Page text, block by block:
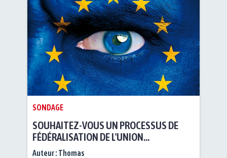
SONDAGE
SOUHAITEZ-VOUS UN PROCESSUS DE
FÉDÉRALISATION DE L'UNION
EUROPÉENNE AUTOUR DES VALEURS
Auteur : Thomas